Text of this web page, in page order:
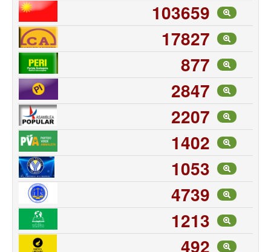
103659
17827
877
2847
2207
1402
1053
4739
1213
492